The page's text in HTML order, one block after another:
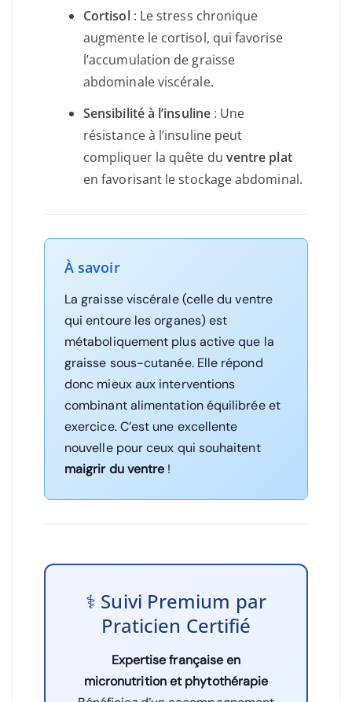
Cortisol: Le stress chronique
augmente le cortisol, qui favorise
l’accumulation de graisse
abdominale viscérale.
Sensibilité à l’insuline: Une
résistance à l’insuline peut
compliquer la quête du ventre plat
en favorisant le stockage abdominal.
À savoir
La graisse viscérale (celle du ventre
qui entoure les organes) est
métaboliquement plus active que la
graisse sous-cutanée. Elle répond
donc mieux aux interventions
combinant alimentation équilibrée et
exercice. C’est une excellente
nouvelle pour ceux qui souhaitent
maigrir du ventre !
‍⚕️ Suivi Premium par
Praticien Certifié
Expertise française en
micronutrition et phytothérapie